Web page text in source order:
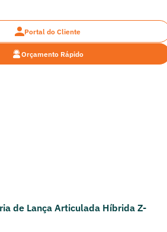
Orçamento Rápido
Portal do Cliente
de Lança Articulada Híbrida Z-